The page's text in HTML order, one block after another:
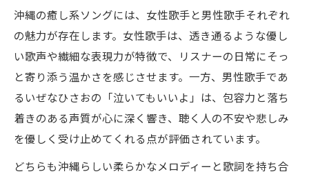
沖縄の癒し系ソングには、女性歌手と男性歌手それぞれ
の魅力が存在します。女性歌手は、透き通るような優し
い歌声や繊細な表現力が特徴で、リスナーの日常にそっ
と寄り添う温かさを感じさせます。一方、男性歌手であ
るいぜなひさおの「泣いてもいいよ」は、包容力と落ち
着きのある声質が心に深く響き、聴く人の不安や悲しみ
を優しく受け止めてくれる点が評価されています。
どちらも沖縄らしい柔らかなメロディーと歌詞を持ち合